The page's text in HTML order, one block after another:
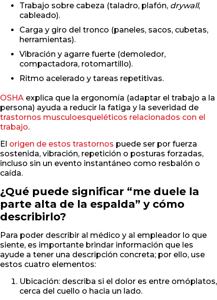
Trabajo sobre cabeza (taladro, plafón, drywall,
cableado).
Carga y giro del tronco (paneles, sacos, cubetas,
herramientas).
Vibración y agarre fuerte (demoledor,
compactadora, rotomartillo).
Ritmo acelerado y tareas repetitivas.
OSHA explica que la ergonomía (adaptar el trabajo a la
persona) ayuda a reducir la fatiga y la severidad de
trastornos musculoesqueléticos relacionados con el
trabajo.
El origen de estos trastornos puede ser por fuerza
sostenida, vibración, repetición o posturas forzadas,
incluso sin un evento instantáneo como resbalón o
caída.
¿Qué puede significar “me duele la
parte alta de la espalda” y cómo
describirlo?
Para poder describir al médico y al empleador lo que
siente, es importante brindar información que les
ayude a tener una descripción concreta; por ello, use
estos cuatro elementos:
Ubicación: describa si el dolor es entre omóplatos,
cerca del cuello o hacia un lado.